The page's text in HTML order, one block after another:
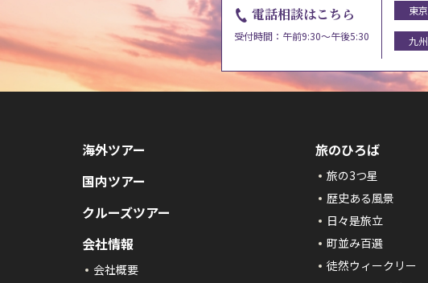
電話相談はこちら
受付時間：午前9:30～午後5:30
東京
九州
海外ツアー
国内ツアー
クルーズツアー
会社情報
会社概要
旅のひろば
旅の3つ星
歴史ある風景
日々是旅立
町並み百選
徒然ウィークリー